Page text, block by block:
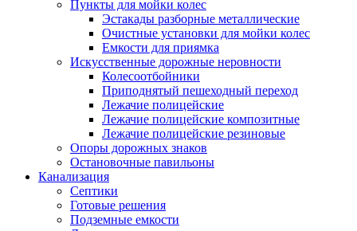
Пункты для мойки колес
Эстакады разборные металлические
Очистные установки для мойки колес
Емкости для приямка
Искусственные дорожные неровности
Колесоотбойники
Приподнятый пешеходный переход
Лежачие полицейские
Лежачие полицейские композитные
Лежачие полицейские резиновые
Опоры дорожных знаков
Остановочные павильоны
Канализация
Септики
Готовые решения
Подземные емкости